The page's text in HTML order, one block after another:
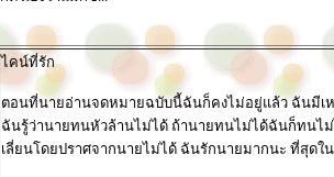
ไคน์ที่รัก
ตอนที่นายอ่านจดหมายฉบับนี้ฉันก็คงไม่อยู่แล้ว ฉันมีเ
ฉันรู้ว่านายทนหัวล้านไม่ได้ ถ้านายทนไม่ได้ฉันก็ทนไ
เลี่ยนโดยปราศจากนายไม่ได้ ฉันรักนายมากนะ ที่สุดใ